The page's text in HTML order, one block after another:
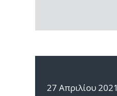
27 Απριλίου 2021